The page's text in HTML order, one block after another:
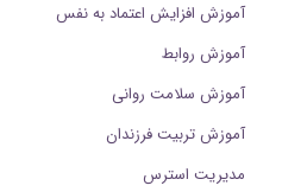
آموزش افزایش اعتماد به نفس
آموزش روابط
آموزش سلامت روانی
آموزش تربیت فرزندان
مدیریت استرس